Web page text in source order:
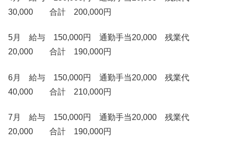
30,000 合計 200,000円
5月 給与 150,000円 通勤手当20,000 残業代
20,000 合計 190,000円
6月 給与 150,000円 通勤手当20,000 残業代
40,000 合計 210,000円
7月 給与 150,000円 通勤手当20,000 残業代
20,000 合計 190,000円